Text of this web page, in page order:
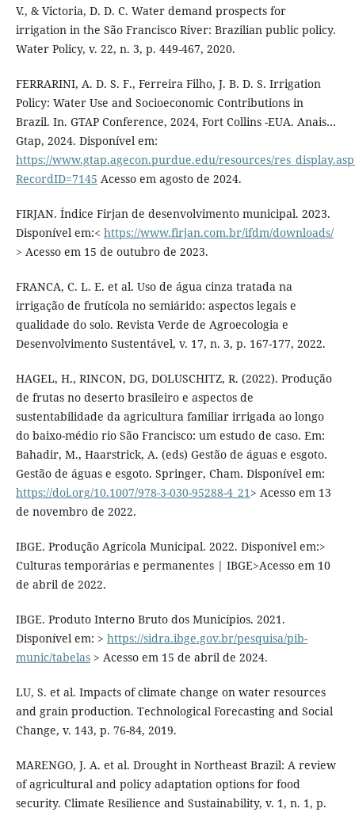
V., & Victoria, D. D. C. Water demand prospects for
irrigation in the São Francisco River: Brazilian public policy.
Water Policy, v. 22, n. 3, p. 449-467, 2020.
FERRARINI, A. D. S. F., Ferreira Filho, J. B. D. S. Irrigation
Policy: Water Use and Socioeconomic Contributions in
Brazil. In. GTAP Conference, 2024, Fort Collins -EUA. Anais…
Gtap, 2024. Disponível em:
https://www.gtap.agecon.purdue.edu/resources/
RecordID=7145 Acesso em agosto de 2024.
FIRJAN. Índice Firjan de desenvolvimento municipal. 2023.
Disponível em:< https://www.firjan.com.br/ifdm/downloads/
> Acesso em 15 de outubro de 2023.
FRANCA, C. L. E. et al. Uso de água cinza tratada na
irrigação de frutícola no semiárido: aspectos legais e
qualidade do solo. Revista Verde de Agroecologia e
Desenvolvimento Sustentável, v. 17, n. 3, p. 167-177, 2022.
HAGEL, H., RINCON, DG, DOLUSCHITZ, R. (2022). Produção
de frutas no deserto brasileiro e aspectos de
sustentabilidade da agricultura familiar irrigada ao longo
do baixo-médio rio São Francisco: um estudo de caso. Em:
Bahadir, M., Haarstrick, A. (eds) Gestão de águas e esgoto.
Gestão de águas e esgoto. Springer, Cham. Disponível em:
https://doi.org/10.1007/978-3-030-95288-4_21> Acesso em 13
de novembro de 2022.
IBGE. Produção Agrícola Municipal. 2022. Disponível em:>
Culturas temporárias e permanentes | IBGE>Acesso em 10
de abril de 2022.
IBGE. Produto Interno Bruto dos Municípios. 2021.
Disponível em: > https://sidra.ibge.gov.br/pesquisa/pib-
munic/tabelas> Acesso em 15 de abril de 2024.
LU, S. et al. Impacts of climate change on water resources
and grain production. Technological Forecasting and Social
Change, v. 143, p. 76-84, 2019.
MARENGO, J. A. et al. Drought in Northeast Brazil: A review
of agricultural and policy adaptation options for food
security. Climate Resilience and Sustainability, v. 1, n. 1, p.